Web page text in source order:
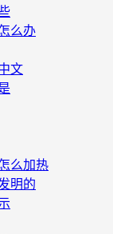
么办
文
么加热
明的